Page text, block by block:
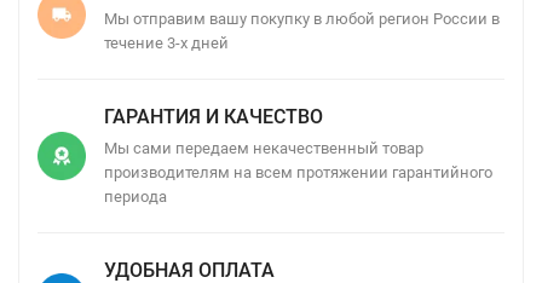
Мы отправим вашу покупку в любой регион России в
течение 3-х дней
ГАРАНТИЯ И КАЧЕСТВО
Мы сами передаем некачественный товар
производителям на всем протяжении гарантийного
периода
УДОБНАЯ ОПЛАТА